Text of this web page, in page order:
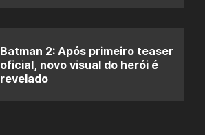
Batman 2: Após primeiro teaser
oficial, novo visual do herói é
revelado